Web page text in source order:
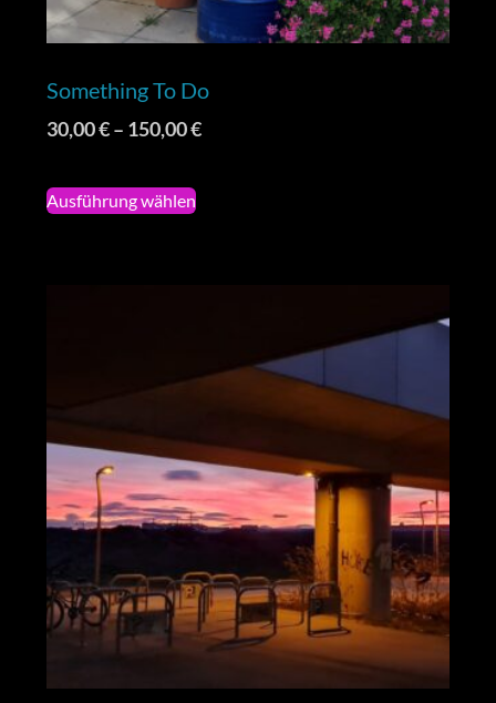
Something To Do
30,00€– 150,00€
Ausführung wählen